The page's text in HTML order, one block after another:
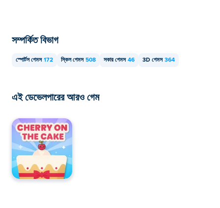
সম্পর্কিত বিভাগ
স্পোর্টস গেমস 172 স্কিল গেমস 508 সকার গেমস 46 3D গেমস 364
এই ডেভেলপারের আরও গেম